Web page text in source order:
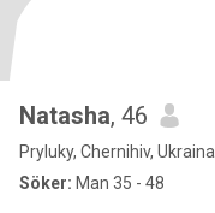
Natasha, 46
Pryluky, Chernihiv, Ukraina
Söker: Man 35 - 48